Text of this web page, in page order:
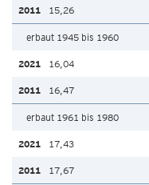
15,26
erbaut 1945 bis 1960
16,04
16,47
erbaut 1961 bis 1980
17,43
17,67